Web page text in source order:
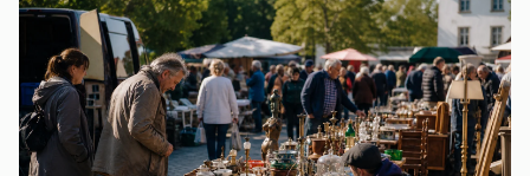
7 Flohmärkte